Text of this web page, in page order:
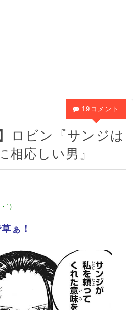
ロビン『サンジは
相応しい男』
19コメント
´)
ぁ！